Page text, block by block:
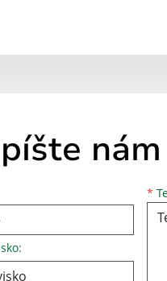
nám
adresa *